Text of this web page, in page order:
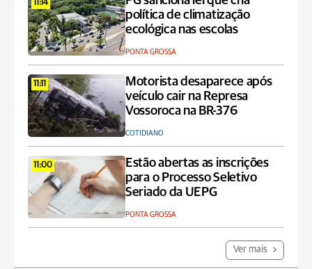
11:14
política de climatização
ecológica nas escolas
PONTA GROSSA
11:11
Motorista desaparece após
veículo cair na Represa
Vossoroca na BR-376
COTIDIANO
11:00
Estão abertas as inscrições
para o Processo Seletivo
Seriado da UEPG
PONTA GROSSA
Ver mais